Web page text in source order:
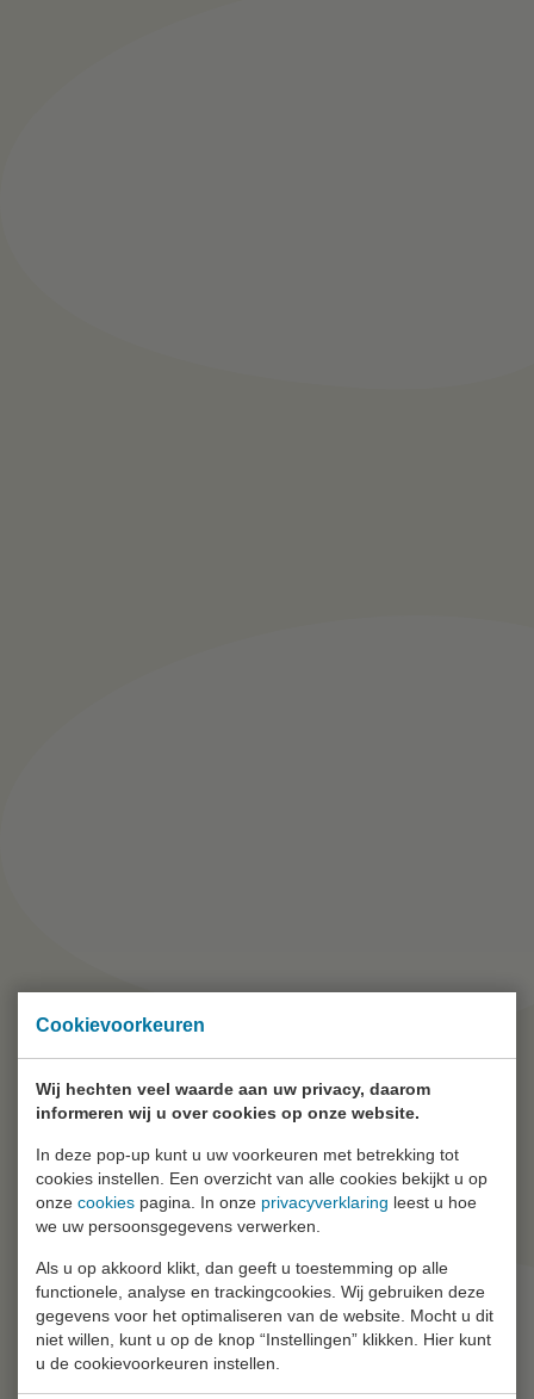
Cookievoorkeuren
Wij hechten veel waarde aan uw privacy, daarom
informeren wij u over cookies op onze website.
In deze pop-up kunt u uw voorkeuren met betrekking tot
cookies instellen. Een overzicht van alle cookies bekijkt u op
onze cookies pagina. In onze privacyverklaring leest u hoe
we uw persoonsgegevens verwerken.
Als u op akkoord klikt, dan geeft u toestemming op alle
functionele, analyse en trackingcookies. Wij gebruiken deze
gegevens voor het optimaliseren van de website. Mocht u dit
niet willen, kunt u op de knop “Instellingen” klikken. Hier kunt
u de cookievoorkeuren instellen.